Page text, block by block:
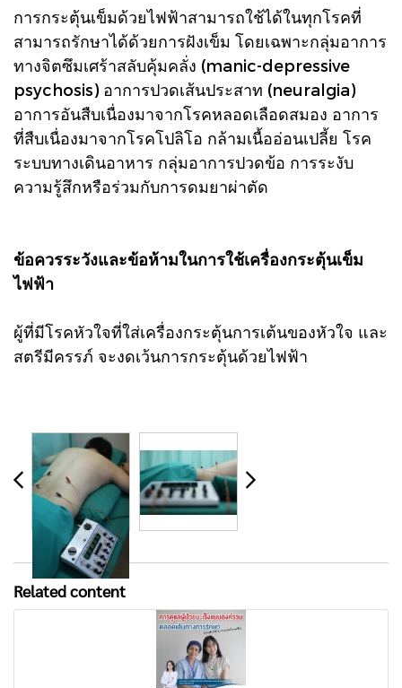
การกระตุ้นเข็มด้วยไฟฟ้าสามารถใช้ได้ในทุกโรคที่
สามารถรักษาได้ด้วยการฝังเข็ม โดยเฉพาะกลุ่มอาการ
ทางจิตซึมเศร้าสลับคุ้มคลั่ง (manic-depressive
psychosis) อาการปวดเส้นประสาท (neuralgia)
อาการอันสืบเนื่องมาจากโรคหลอดเลือดสมอง อาการ
ที่สืบเนื่องมาจากโรคโปลิโอ กล้ามเนื้ออ่อนเปลี้ย โรค
ระบบทางเดินอาหาร กลุ่มอาการปวดข้อ การระงับ
ความรู้สึกหรือร่วมกับการดมยาผ่าตัด
ข้อควรระวังและข้อห้ามในการใช้เครื่องกระตุ้นเข็ม
ไฟฟ้า
ผู้ที่มีโรคหัวใจที่ใส่เครื่องกระตุ้นการเต้นของหัวใจ และ
สตรีมีครรภ์ จะงดเว้นการกระตุ้นด้วยไฟฟ้า
Related content